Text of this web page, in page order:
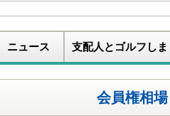
ニュース 支配人とゴルフしま
会員権相場